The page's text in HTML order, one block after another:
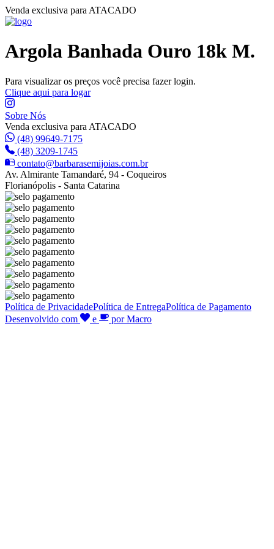
Venda exclusiva para ATACADO
Argola Banhada Ouro 18k M.
Para visualizar os preços você precisa fazer login.
Clique aqui para logar
Sobre Nós
Venda exclusiva para ATACADO
(48) 99649-7175
(48) 3209-1745
contato@barbarasemijoias.com.br
Av. Almirante Tamandaré, 94 - Coqueiros
Florianópolis - Santa Catarina
Política de PrivacidadePolítica de EntregaPolítica de Pagamento
Desenvolvido com
e por Macro